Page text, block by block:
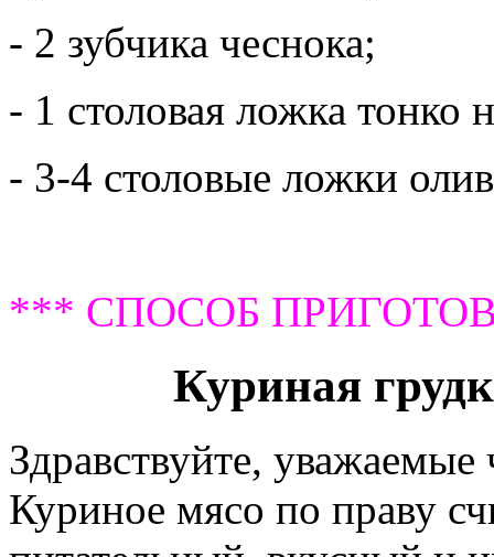
- 2 зубчика чеснока;
- 1 столовая ложка
- 3-4 столовые ложки
*** СПОСОБ
Куриная
Здравствуйте, уважаемые
Куриное мясо по праву